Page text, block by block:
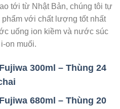
tới từ Nhật Bản, chúng tôi tự
với chất lượng tốt nhất
uống ion kiềm và nước súc
on muối.
300ml – Thùng 24
680ml – Thùng 20